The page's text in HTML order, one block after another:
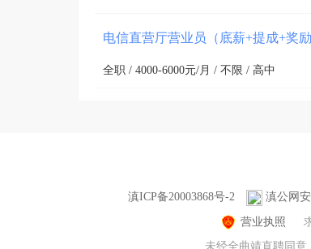
电信直营厅营业员（底薪+提成+奖
全职 / 4000-6000元/月 / 不限 / 高中
滇ICP备20003868号-2 滇公网
营业执照
未经全曲靖直聘同意